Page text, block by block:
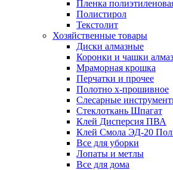
Пленка
Полистирол
Текстолит
Хозяйственные товары
Диски алмазные
Коронки и чашки
Мраморная крошка
Перчатки и прочее
Полотно х-прошивное
Слесарные
Стеклоткань Шпагат
Клей Дисперсия ПВА
Клей Смола ЭД-20
Все для уборки
Лопаты и метлы
Все для дома